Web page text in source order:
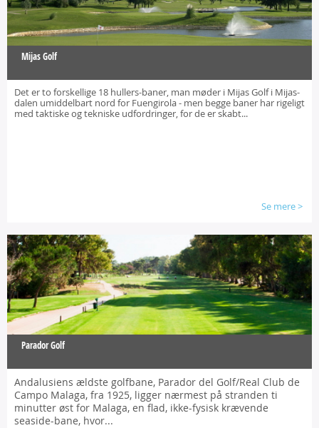
Mijas Golf
Det er to forskellige 18 hullers-baner, man møder i Mijas Golf i Mijas-
dalen umiddelbart nord for Fuengirola - men begge baner har rigeligt
med taktiske og tekniske udfordringer, for de er skabt...
Se mere>
Parador Golf
Andalusiens ældste golfbane, Parador del Golf/Real Club de
Campo Malaga, fra 1925, ligger nærmest på stranden ti
minutter øst for Malaga, en flad, ikke-fysisk krævende
seaside-bane, hvor...